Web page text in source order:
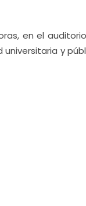
en el
y